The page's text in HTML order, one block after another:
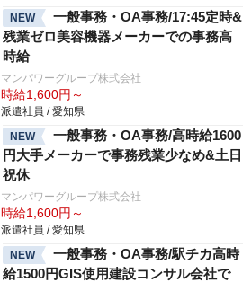
NEW
一般事務・OA事務/17:45定時&
残業ゼロ美容機器メーカーでの事務高
時給
マンパワーグループ株式会社
時給1,600円～
派遣社員 / 愛知県
NEW
一般事務・OA事務/高時給1600
円大手メーカーで事務残業少なめ&土日
祝休
マンパワーグループ株式会社
時給1,600円～
派遣社員 / 愛知県
NEW
一般事務・OA事務/駅チカ高時
給1500円GIS使用建設コンサル会社で